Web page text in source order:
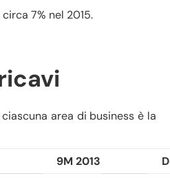
7% nel 2015.
area di business è la
9M 2013